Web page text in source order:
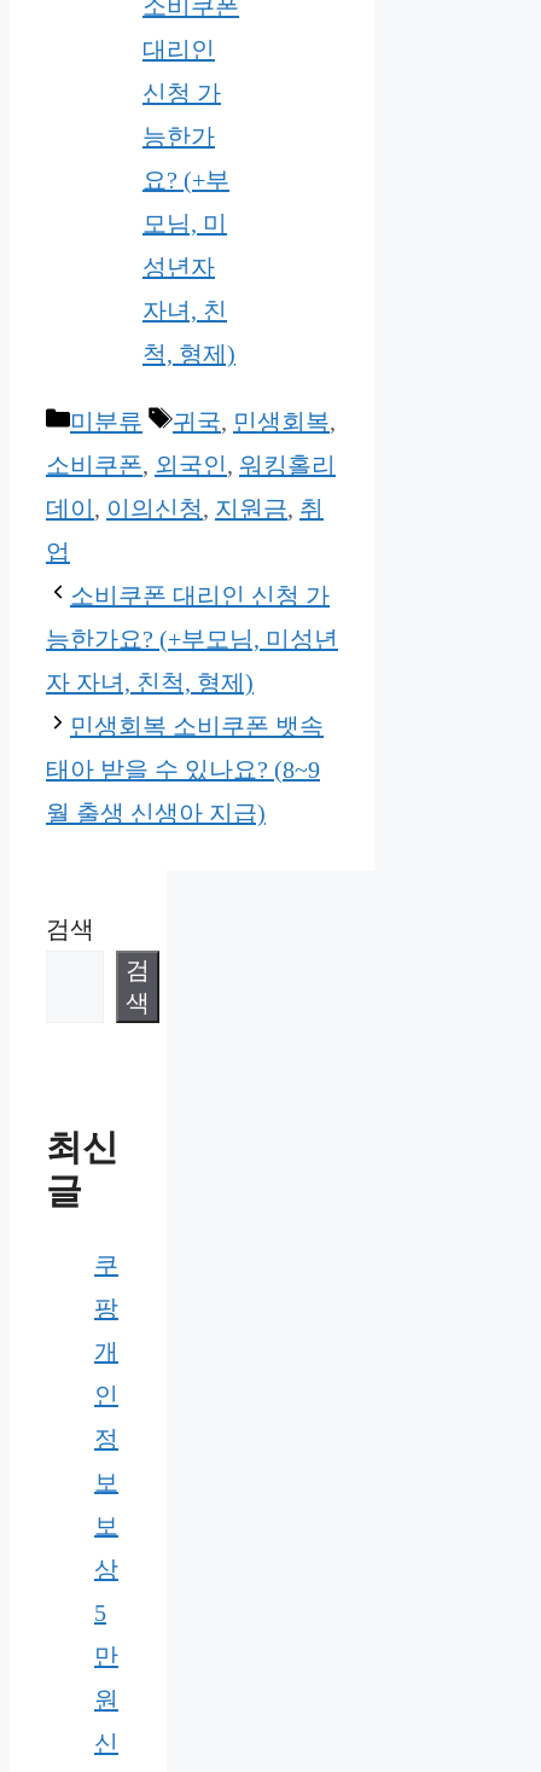
소비쿠폰
대리인
신청 가
능한가
요? (+부
모님, 미
성년자
자녀, 친
척, 형제)
Categories
미분류 Tags
귀국, 민생회복,
소비쿠폰, 외국인, 워킹홀리
데이 , 이의신청, 지원금, 취
업
소비쿠폰 대리인 신청 가
능한가요? (+부모님, 미성년
자 자녀, 친척, 형제)
민생회복 소비쿠폰 뱃속
태아 받을 수 있나요? (8~9
월 출생 신생아 지급)
검색
검
색
최신
글
쿠
팡
개
인
정
보
보
상
5
만
원
신